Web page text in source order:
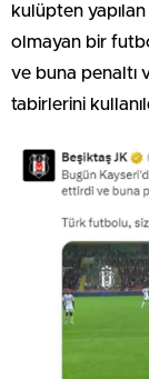
kulüpten
olmayan bir
ve buna penaltı
tabirlerini